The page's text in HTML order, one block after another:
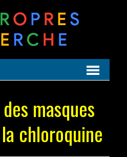
masques
chloroquine